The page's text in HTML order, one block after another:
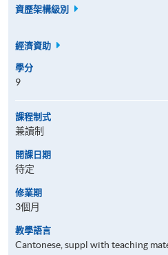
資歷架構級別
經濟資助
學分
9
課程制式
兼讀制
開課日期
待定
修業期
3個月
教學語言
Cantonese, suppl with teaching